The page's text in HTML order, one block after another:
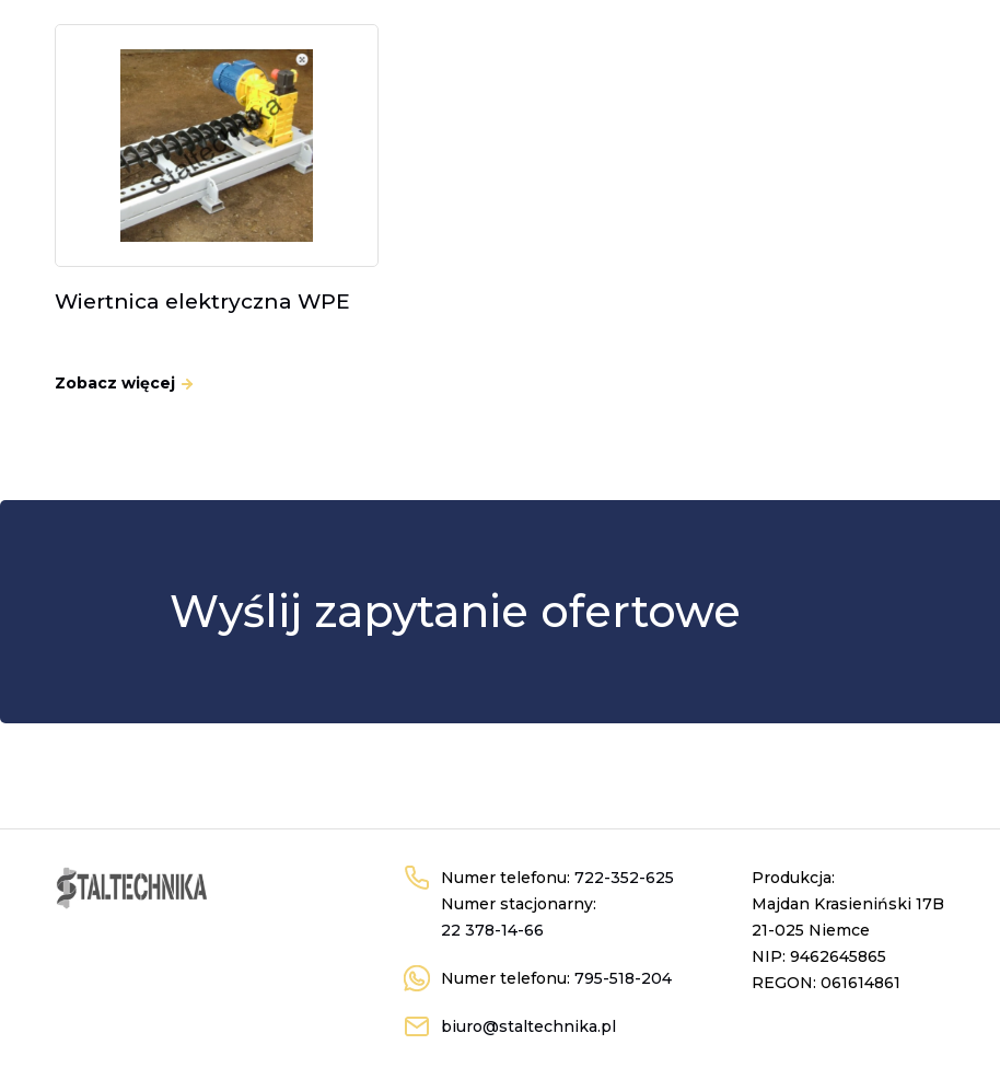
Wiertnica elektryczna WPE
Zobacz więcej
Wyślij zapytanie ofertowe
Numer telefonu: 722-352-625
Numer stacjonarny:
22 378-14-66
Numer telefonu: 795-518-204
biuro@staltechnika.pl
Produkcja:
Majdan Krasieniński 17B
21-025 Niemce
NIP: 9462645865
REGON: 061614861